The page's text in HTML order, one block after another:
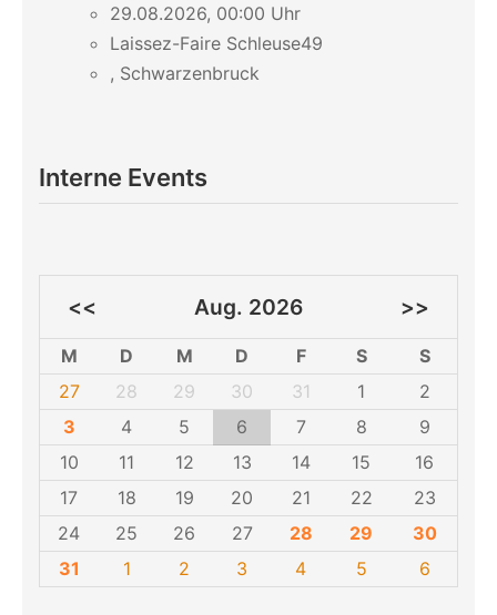
29.08.2026, 00:00 Uhr
Laissez-Faire Schleuse49
, Schwarzenbruck
Interne Events
<< Aug. 2026 >>
M D M D F S
S
27
28 29 30 31 1
2
3
4 5 6 7 8
9
10
11 12 13 14 15
16
17
18 19 20 21 22
23
24
25 26 27 28 29
30
31
1 2 3 4 5 6